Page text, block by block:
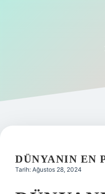
Gizlilik Politikası
Yasal Uyarı
DÜNYANIN EN
Tarih: Ağustos 28, 2024